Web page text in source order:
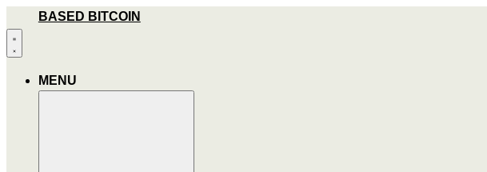
Inhalt
wechseln
BASED BITCOIN
MENU